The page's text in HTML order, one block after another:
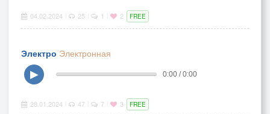
04.02.2024 25 1 2 FREE
Электро Электронная
▶
0:00 / 0:00
28.01.2024 47 7 3 FREE